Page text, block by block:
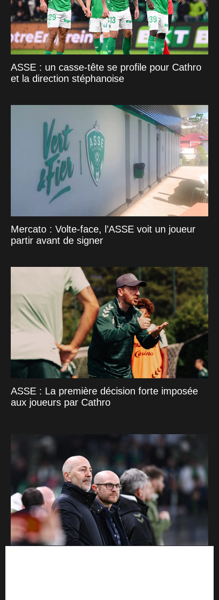
ASSE : un casse-tête se profile pour Cathro
et la direction stéphanoise
Mercato : Volte-face, l’ASSE voit un joueur
partir avant de signer
ASSE : La première décision forte imposée
aux joueurs par Cathro